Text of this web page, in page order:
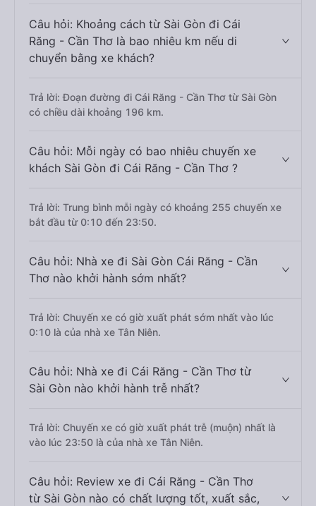
Câu hỏi: Khoảng cách từ Sài Gòn đi Cái
Răng - Cần Thơ là bao nhiêu km nếu di
chuyển bằng xe khách?
Trả lời: Đoạn đường đi Cái Răng - Cần Thơ từ Sài Gòn
có chiều dài khoảng 196 km.
Câu hỏi: Mỗi ngày có bao nhiêu chuyến xe
khách Sài Gòn đi Cái Răng - Cần Thơ ?
Trả lời: Trung bình mỗi ngày có khoảng 255 chuyến xe
bắt đầu từ 0:10 đến 23:50.
Câu hỏi: Nhà xe đi Sài Gòn Cái Răng - Cần
Thơ nào khởi hành sớm nhất?
Trả lời: Chuyến xe có giờ xuất phát sớm nhất vào lúc
0:10 là của nhà xe Tân Niên.
Câu hỏi: Nhà xe đi Cái Răng - Cần Thơ từ
Sài Gòn nào khởi hành trễ nhất?
Trả lời: Chuyến xe có giờ xuất phát trễ (muộn) nhất là
vào lúc 23:50 là của nhà xe Tân Niên.
Câu hỏi: Review xe đi Cái Răng - Cần Thơ
từ Sài Gòn nào có chất lượng tốt, xuất sắc,